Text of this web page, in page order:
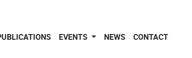
EVENTS NEWS CONTACT